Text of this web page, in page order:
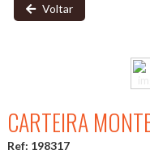
Voltar
CARTEIRA
Ref: 198317